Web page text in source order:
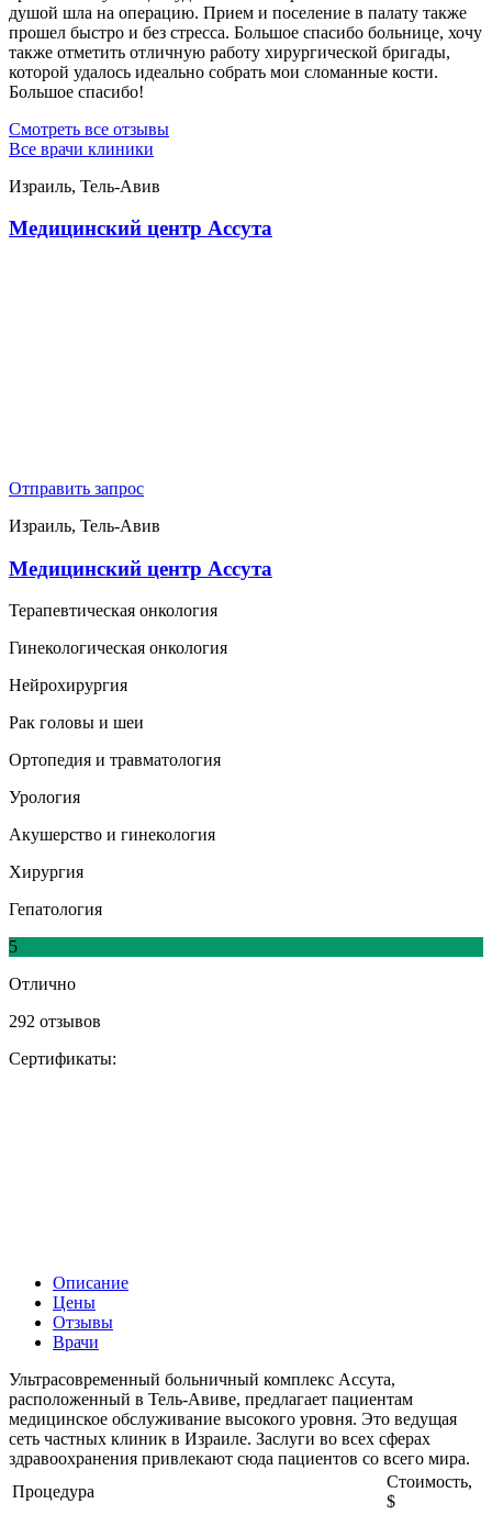
душой шла на операцию. Прием и поселение в палату также
прошел быстро и без стресса. Большое спасибо больнице, хочу
также отметить отличную работу хирургической бригады,
которой удалось идеально собрать мои сломанные кости.
Большое спасибо!
Смотреть все отзывы
Все врачи клиники
Израиль, Тель-Авив
Медицинский центр Ассута
Отправить запрос
Израиль, Тель-Авив
Медицинский центр Ассута
Терапевтическая онкология
Гинекологическая онкология
Нейрохирургия
Рак головы и шеи
Ортопедия и травматология
Урология
Акушерство и гинекология
Хирургия
Гепатология
5
Отлично
292 отзывов
Сертификаты:
Описание
Цены
Отзывы
Врачи
Ультрасовременный больничный комплекс Ассута,
расположенный в Тель-Авиве, предлагает пациентам
медицинское обслуживание высокого уровня. Это ведущая
сеть частных клиник в Израиле. Заслуги во всех сферах
здравоохранения привлекают сюда пациентов со всего мира.
Процедура
Стоимость,
$